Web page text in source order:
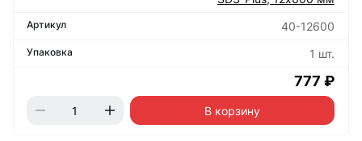
40-12600
1 шт.
777 ₽
В корзину